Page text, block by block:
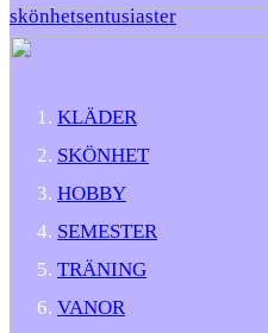
skönhetsentusiaster
KLÄDER
SKÖNHET
HOBBY
SEMESTER
TRÄNING
VANOR